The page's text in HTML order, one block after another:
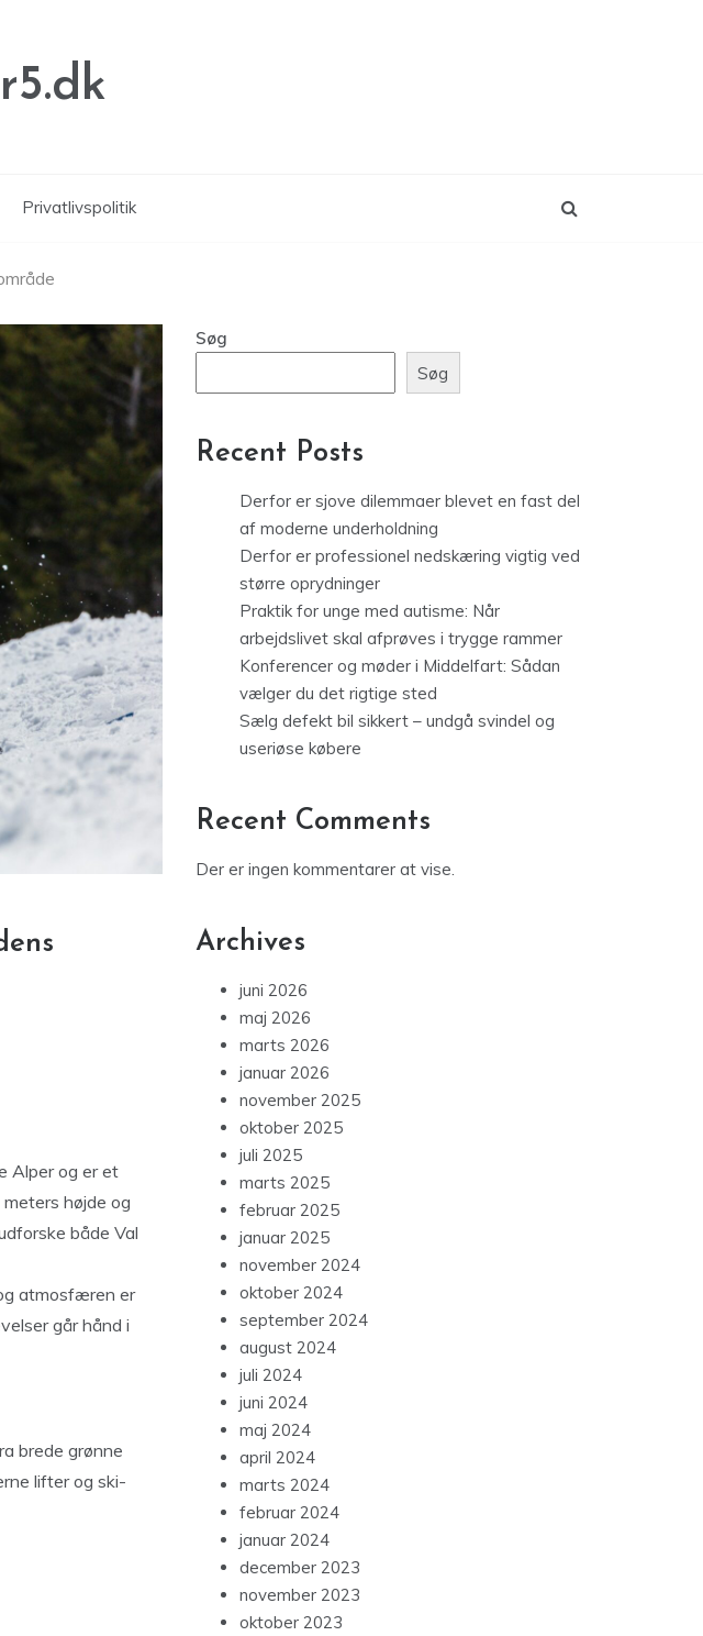
Privatlivspolitik
Alper og er et
højde og
både Val
atmosfæren er
går hånd i
brede grønne
lifter og ski-
Søg
Søg
Recent Posts
Derfor er sjove dilemmaer blevet en fast del
af moderne underholdning
Derfor er professionel nedskæring vigtig ved
større oprydninger
Praktik for unge med autisme: Når
arbejdslivet skal afprøves i trygge rammer
Konferencer og møder i Middelfart: Sådan
vælger du det rigtige sted
Sælg defekt bil sikkert – undgå svindel og
useriøse købere
Recent Comments
Der er ingen kommentarer at vise.
Archives
juni 2026
maj 2026
marts 2026
januar 2026
november 2025
oktober 2025
juli 2025
marts 2025
februar 2025
januar 2025
november 2024
oktober 2024
september 2024
august 2024
juli 2024
juni 2024
maj 2024
april 2024
marts 2024
februar 2024
januar 2024
december 2023
november 2023
oktober 2023